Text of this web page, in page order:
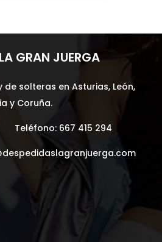
GRAN JUERGA
solteras en Asturias, León,
y Coruña.
Teléfono: 667 415 294